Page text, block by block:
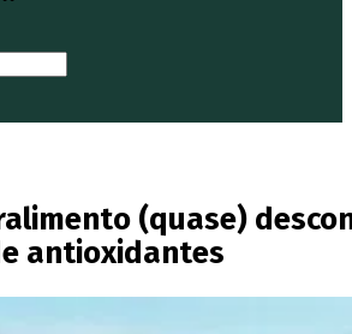
(quase)
antioxidantes